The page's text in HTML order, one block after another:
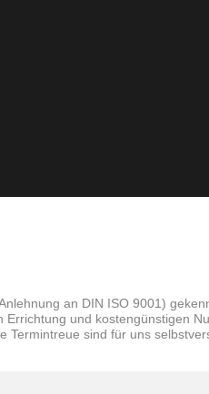
an DIN ISO 9001)
und kostengünstigen
sind für uns